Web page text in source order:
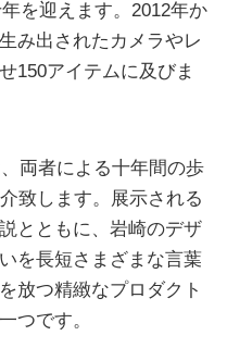
を迎えます。2012年か
み出されたカメラやレ
150アイテムに及びま
両者による十年間の歩
致します。展示される
とともに、岩崎のデザ
を長短さまざまな言葉
放つ精緻なプロダクト
つです。